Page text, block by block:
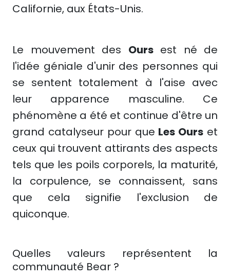
Californie, aux États-Unis.
Le mouvement des Oursest né de
l'idée géniale d'unir des personnes qui
se sentent totalement à l'aise avec
leur apparence masculine. Ce
phénomène a été et continue d'être un
grand catalyseur pour que Les Ours et
ceux qui trouvent attirants des aspects
tels que les poils corporels, la maturité,
la corpulence, se connaissent, sans
que cela signifie l'exclusion de
quiconque.
Quelles valeurs représentent la
communauté Bear ?